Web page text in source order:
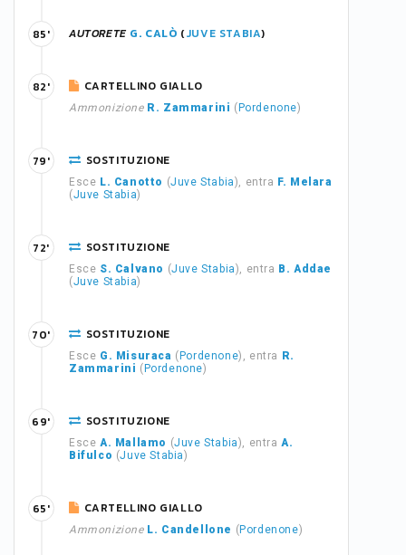
AUTORETE G. CALÒ (JUVE STABIA)
85'
CARTELLINO GIALLO
Ammonizione R. Zammarini ( Pordenone)
82'
SOSTITUZIONE
Esce L. Canotto (Juve Stabia), entra F. Melara
(Juve Stabia)
79'
SOSTITUZIONE
Esce S. Calvano (Juve Stabia), entra B. Addae
(Juve Stabia)
72'
SOSTITUZIONE
Esce G. Misuraca ( Pordenone), entra
R.
Zammarini ( Pordenone)
70'
SOSTITUZIONE
Esce A. Mallamo (Juve Stabia), entraA.
Bifulco (Juve Stabia)
69'
CARTELLINO GIALLO
Ammonizione L. Candellone ( Pordenone)
65'